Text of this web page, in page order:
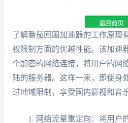
了解番茄回国加速器的工作原理
权限制方面的优越性能。该加速
个加密的网络连接，将用户的网
陆的服务器。这样一来，即使身
过地域限制，享受国内影视和音乐
网络流量重定向：将用户